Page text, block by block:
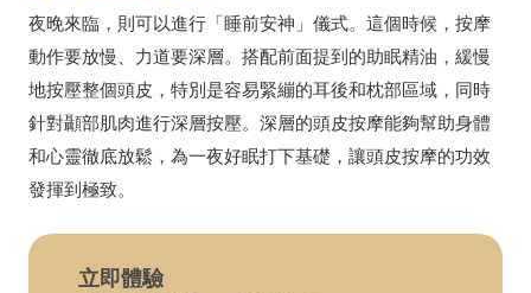
夜晚來臨，則可以進行「睡前安神」儀式。這個時候，按摩
動作要放慢、力道要深層。搭配前面提到的助眠精油，緩慢
地按壓整個頭皮，特別是容易緊繃的耳後和枕部區域，同時
針對顳部肌肉進行深層按壓。深層的頭皮按摩能夠幫助身體
和心靈徹底放鬆，為一夜好眠打下基礎，讓頭皮按摩的功效
發揮到極致。
立即體驗